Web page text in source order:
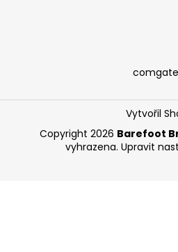
comgate
Vytvořil
Copyright 2026 Barefoot
vyhrazena. Upravit